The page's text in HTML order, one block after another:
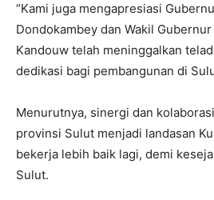
“Kami juga mengapresiasi
Dondokambey dan Wakil
Kandouw telah meninggalkan
dedikasi bagi pembangunan di
Menurutnya, sinergi dan
provinsi Sulut menjadi landasan
bekerja lebih baik lagi, demi
Sulut.